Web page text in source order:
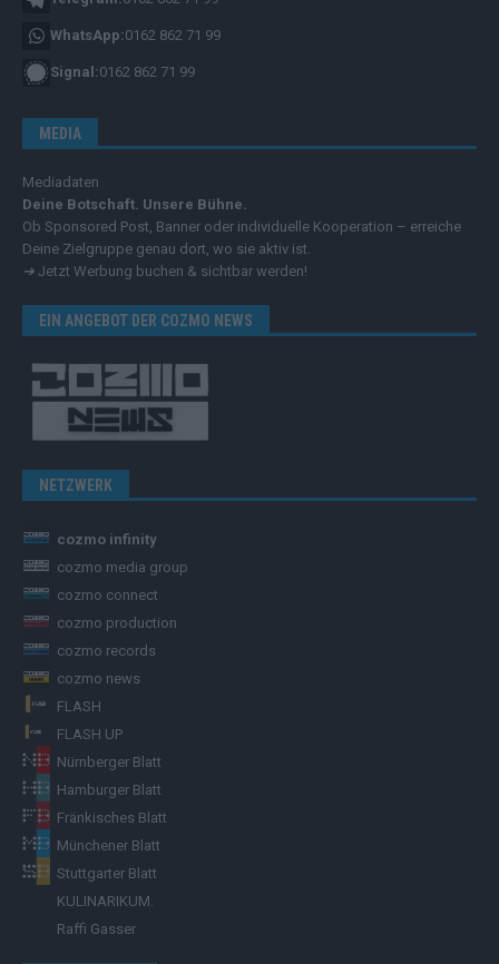
WhatsApp:0162 862 71 99
Signal:0162 862 71 99
MEDIA
Mediadaten
Deine Botschaft. Unsere Bühne.
Ob Sponsored Post, Banner oder individuelle Kooperation – erreiche
Deine Zielgruppe genau dort, wo sie aktiv ist.
➔ Jetzt Werbung buchen & sichtbar werden!
EIN ANGEBOT DER COZMO NEWS
NETZWERK
cozmo infinity
cozmo media group
cozmo connect
cozmo production
cozmo records
cozmo news
FLASH
FLASH UP
Nürnberger Blatt
Hamburger Blatt
Fränkisches Blatt
Münchener Blatt
Stuttgarter Blatt
KULINARIKUM.
Raffi Gasser